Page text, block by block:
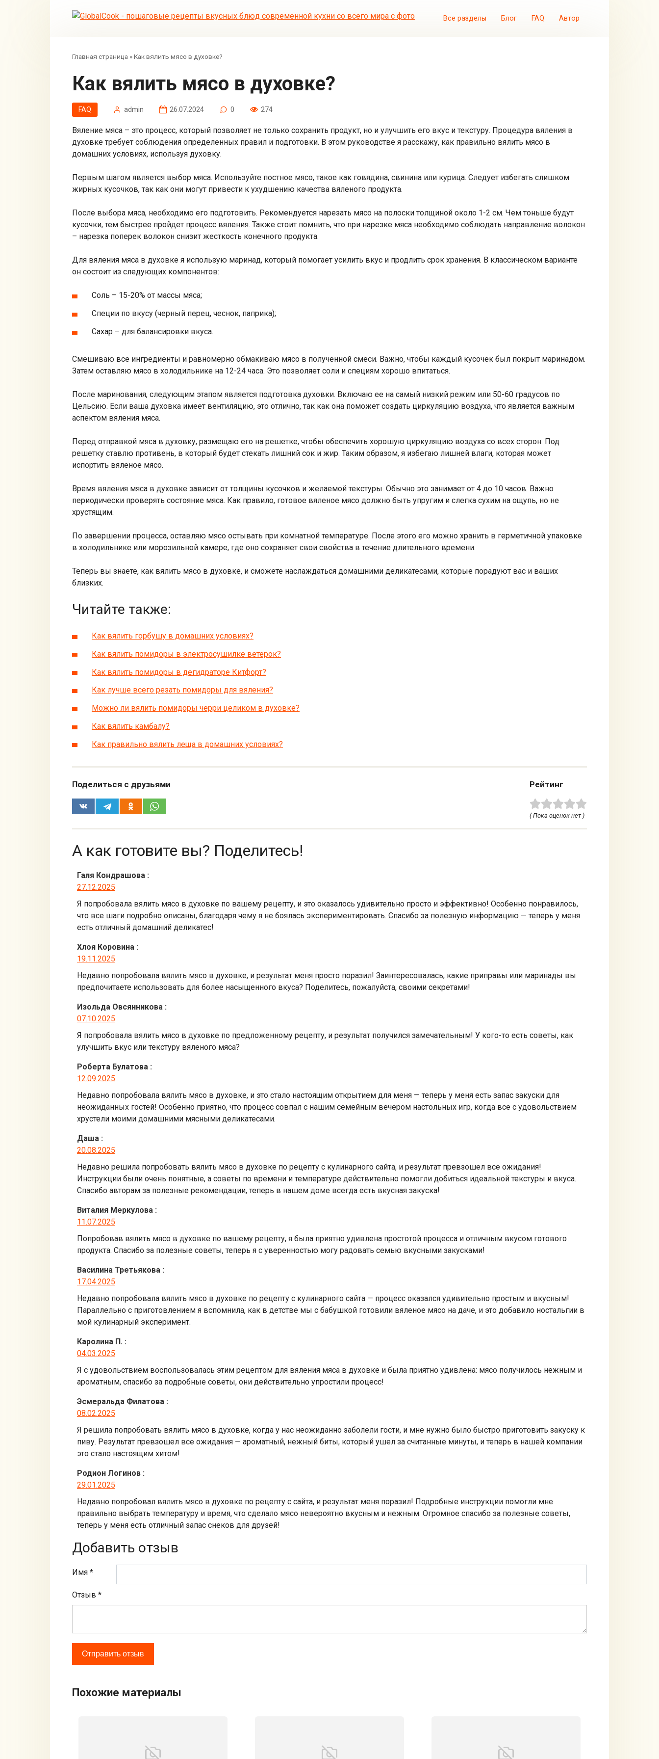
Все разделы Блог FAQ Автор
Главная страница »Как вялить мясо в духовке?
Как вялить мясо в духовке?
FAQ admin 26.07.2024 0 274
Вяление мяса – это процесс, который позволяет не только сохранить продукт, но и улучшить его вкус и текстуру. Процедура вяления в
духовке требует соблюдения определенных правил и подготовки. В этом руководстве я расскажу, как правильно вялить мясо в
домашних условиях, используя духовку.
Первым шагом является выбор мяса. Используйте постное мясо, такое как говядина, свинина или курица. Следует избегать слишком
жирных кусочков, так как они могут привести к ухудшению качества вяленого продукта.
После выбора мяса, необходимо его подготовить. Рекомендуется нарезать мясо на полоски толщиной около 1-2 см. Чем тоньше будут
кусочки, тем быстрее пройдет процесс вяления. Также стоит помнить, что при нарезке мяса необходимо соблюдать направление волокон
– нарезка поперек волокон снизит жесткость конечного продукта.
Для вяления мяса в духовке я использую маринад, который помогает усилить вкус и продлить срок хранения. В классическом варианте
он состоит из следующих компонентов:
Соль – 15-20% от массы мяса;
Специи по вкусу (черный перец, чеснок, паприка);
Сахар – для балансировки вкуса.
Смешиваю все ингредиенты и равномерно обмакиваю мясо в полученной смеси. Важно, чтобы каждый кусочек был покрыт маринадом.
Затем оставляю мясо в холодильнике на 12-24 часа. Это позволяет соли и специям хорошо впитаться.
После маринования, следующим этапом является подготовка духовки. Включаю ее на самый низкий режим или 50-60 градусов по
Цельсию. Если ваша духовка имеет вентиляцию, это отлично, так как она поможет создать циркуляцию воздуха, что является важным
аспектом вяления мяса.
Перед отправкой мяса в духовку, размещаю его на решетке, чтобы обеспечить хорошую циркуляцию воздуха со всех сторон. Под
решетку ставлю противень, в который будет стекать лишний сок и жир. Таким образом, я избегаю лишней влаги, которая может
испортить вяленое мясо.
Время вяления мяса в духовке зависит от толщины кусочков и желаемой текстуры. Обычно это занимает от 4 до 10 часов. Важно
периодически проверять состояние мяса. Как правило, готовое вяленое мясо должно быть упругим и слегка сухим на ощупь, но не
хрустящим.
По завершении процесса, оставляю мясо остывать при комнатной температуре. После этого его можно хранить в герметичной упаковке
в холодильнике или морозильной камере, где оно сохраняет свои свойства в течение длительного времени.
Теперь вы знаете, как вялить мясо в духовке, и сможете наслаждаться домашними деликатесами, которые порадуют вас и ваших
близких.
Читайте также:
Как вялить горбушу в домашних условиях?
Как вялить помидоры в электросушилке ветерок?
Как вялить помидоры в дегидраторе Китфорт?
Как лучше всего резать помидоры для вяления?
Можно ли вялить помидоры черри целиком в духовке?
Как вялить камбалу?
Как правильно вялить леща в домашних условиях?
Поделиться с друзьями Рейтинг
( Пока оценок нет )
А как готовите вы? Поделитесь!
Галя Кондрашова :
27.12.2025
Я попробовала вялить мясо в духовке по вашему рецепту, и это оказалось удивительно просто и эффективно! Особенно понравилось,
что все шаги подробно описаны, благодаря чему я не боялась экспериментировать. Спасибо за полезную информацию — теперь у меня
есть отличный домашний деликатес!
Хлоя Коровина :
19.11.2025
Недавно попробовала вялить мясо в духовке, и результат меня просто поразил! Заинтересовалась, какие приправы или маринады вы
предпочитаете использовать для более насыщенного вкуса? Поделитесь, пожалуйста, своими секретами!
Изольда Овсянникова :
07.10.2025
Я попробовала вялить мясо в духовке по предложенному рецепту, и результат получился замечательным! У кого-то есть советы, как
улучшить вкус или текстуру вяленого мяса?
Роберта Булатова :
12.09.2025
Недавно попробовала вялить мясо в духовке, и это стало настоящим открытием для меня — теперь у меня есть запас закуски для
неожиданных гостей! Особенно приятно, что процесс совпал с нашим семейным вечером настольных игр, когда все с удовольствием
хрустели моими домашними мясными деликатесами.
Даша :
20.08.2025
Недавно решила попробовать вялить мясо в духовке по рецепту с кулинарного сайта, и результат превзошел все ожидания!
Инструкции были очень понятные, а советы по времени и температуре действительно помогли добиться идеальной текстуры и вкуса.
Спасибо авторам за полезные рекомендации, теперь в нашем доме всегда есть вкусная закуска!
Виталия Меркулова :
11.07.2025
Попробовав вялить мясо в духовке по вашему рецепту, я была приятно удивлена простотой процесса и отличным вкусом готового
продукта. Спасибо за полезные советы, теперь я с уверенностью могу радовать семью вкусными закусками!
Василина Третьякова :
17.04.2025
Недавно попробовала вялить мясо в духовке по рецепту с кулинарного сайта — процесс оказался удивительно простым и вкусным!
Параллельно с приготовлением я вспомнила, как в детстве мы с бабушкой готовили вяленое мясо на даче, и это добавило ностальгии в
мой кулинарный эксперимент.
Каролина П. :
04.03.2025
Я с удовольствием воспользовалась этим рецептом для вяления мяса в духовке и была приятно удивлена: мясо получилось нежным и
ароматным, спасибо за подробные советы, они действительно упростили процесс!
Эсмеральда Филатова :
08.02.2025
Я решила попробовать вялить мясо в духовке, когда у нас неожиданно заболели гости, и мне нужно было быстро приготовить закуску к
пиву. Результат превзошел все ожидания — ароматный, нежный биты, который ушел за считанные минуты, и теперь в нашей компании
это стало настоящим хитом!
Родион Логинов :
29.01.2025
Недавно попробовал вялить мясо в духовке по рецепту с сайта, и результат меня поразил! Подробные инструкции помогли мне
правильно выбрать температуру и время, что сделало мясо невероятно вкусным и нежным. Огромное спасибо за полезные советы,
теперь у меня есть отличный запас снеков для друзей!
Добавить отзыв
Имя *
Отзыв *
Похожие материалы